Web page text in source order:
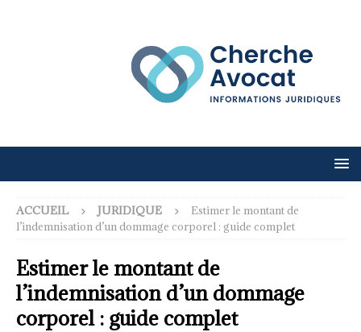
ACCUEIL JURIDIQUE
Estimer le montant de
l’indemnisation d’un dommage corporel : guide complet
Estimer le montant de
l’indemnisation d’un dommage
corporel : guide complet